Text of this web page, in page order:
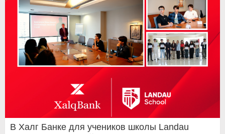
В Халг Банке для учеников школы Landau